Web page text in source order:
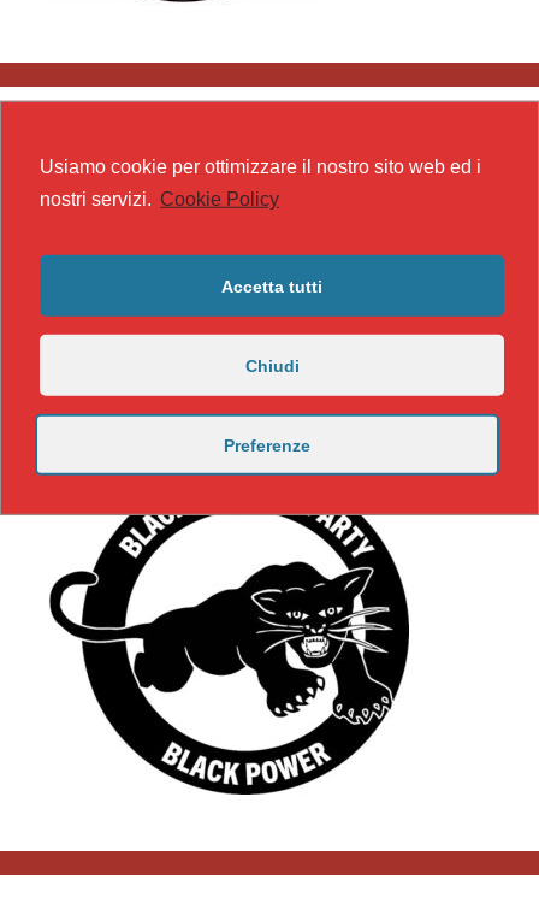
Usiamo cookie per ottimizzare il nostro sito web ed i
nostri servizi. Cookie Policy
Accetta tutti
Chiudi
Preferenze